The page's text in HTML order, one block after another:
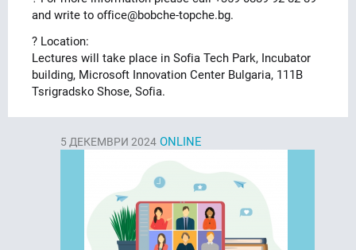
and write to office@bobche-topche.bg.
? Location:
Lectures will take place in Sofia Tech Park, Incubator
building, Microsoft Innovation Center Bulgaria, 111B
Tsrigradsko Shose, Sofia.
5 ДЕКЕМВРИ 2024 ONLINE